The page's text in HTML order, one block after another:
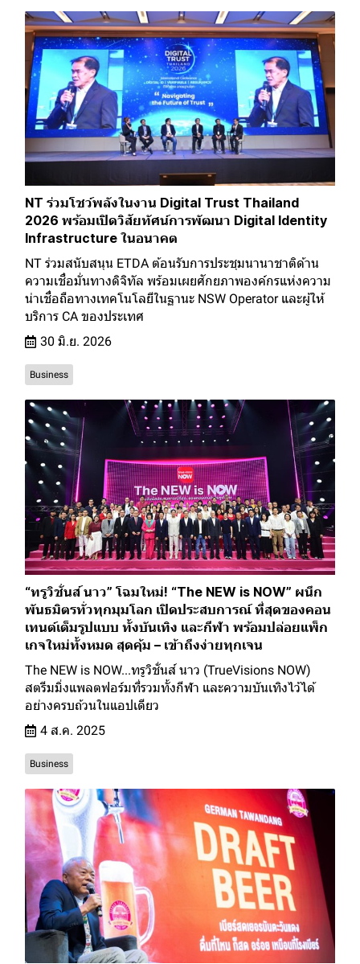
NT ร่วมโชว์พลังในงาน Digital Trust Thailand
2026 พร้อมเปิดวิสัยทัศน์การพัฒนา Digital Identity
Infrastructure ในอนาคต
NT ร่วมสนับสนุน ETDA ต้อนรับการประชุมนานาชาติด้าน
ความเชื่อมั่นทางดิจิทัล พร้อมเผยศักยภาพองค์กรแห่งความ
น่าเชื่อถือทางเทคโนโลยีในฐานะ NSW Operator และผู้ให้
บริการ CA ของประเทศ
30 มิ.ย. 2026
Business
“ทรูวิชั่นส์ นาว” โฉมใหม่! “The NEW is NOW” ผนึก
พันธมิตรทั่วทุกมุมโลก เปิดประสบการณ์ ที่สุดของคอน
เทนต์เต็มรูปแบบ ทั้งบันเทิง และกีฬา พร้อมปล่อยแพ็ก
เกจใหม่ทั้งหมด สุดคุ้ม – เข้าถึงง่ายทุกเจน
The NEW is NOW...ทรูวิชั่นส์ นาว (TrueVisions NOW)
สตรีมมิ่งแพลตฟอร์มที่รวมทั้งกีฬา และความบันเทิงไว้ได้
อย่างครบถ้วนในแอปเดียว
4 ส.ค. 2025
Business